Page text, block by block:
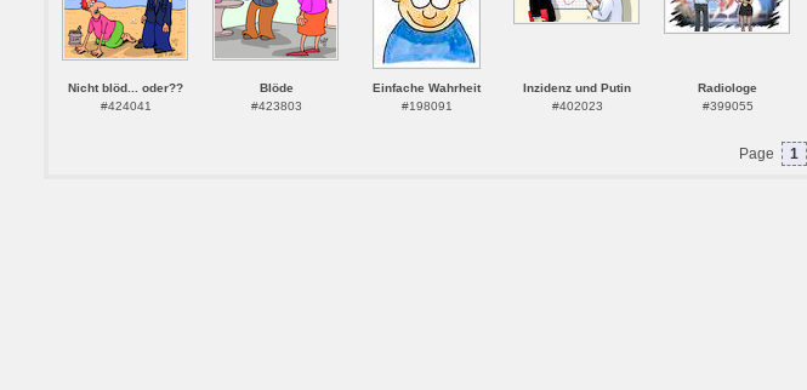
Nicht blöd... oder??
#424041
Blöde
#423803
Einfache Wahrheit
#198091
Inzidenz und Putin
#402023
Radiologe
#399055
Page 1